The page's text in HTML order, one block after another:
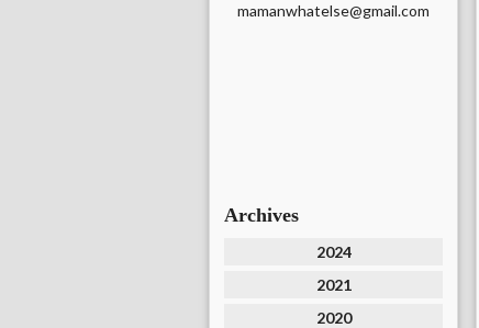
mamanwhatelse@gmail.com
Archives
2024
2021
2020